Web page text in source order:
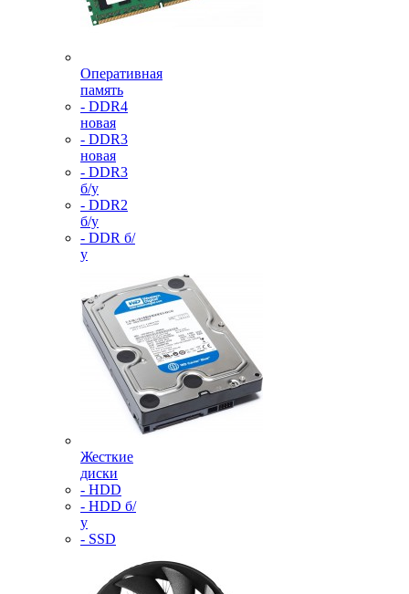
Оперативная
память
- DDR4
новая
- DDR3
новая
- DDR3
б/у
- DDR2
б/у
- DDR б/
у
Жесткие
диски
- HDD
- HDD б/
у
- SSD